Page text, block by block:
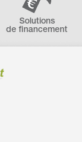
Solutions
de financement